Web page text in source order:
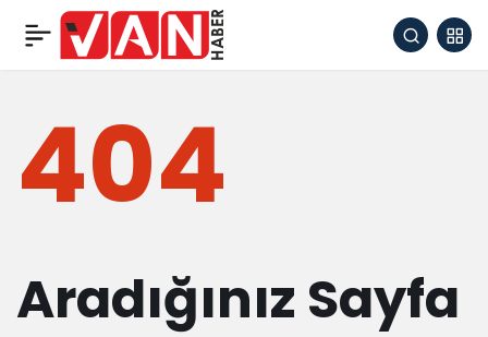
404
Aradığınız Sayfa